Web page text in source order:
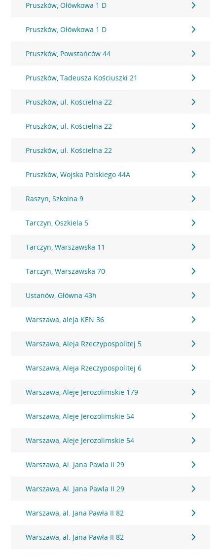
Pruszków, Ołówkowa 1 D
Pruszków, Ołówkowa 1 D
Pruszków, Powstańców 44
Pruszków, Tadeusza Kościuszki 21
Pruszków, ul. Kościelna 22
Pruszków, ul. Kościelna 22
Pruszków, ul. Kościelna 22
Pruszków, Wojska Polskiego 44A
Raszyn, Szkolna 9
Tarczyn, Oszkiela 5
Tarczyn, Warszawska 11
Tarczyn, Warszawska 70
Ustanów, Główna 43h
Warszawa, aleja KEN 36
Warszawa, Aleja Rzeczypospolitej 5
Warszawa, Aleja Rzeczypospolitej 6
Warszawa, Aleje Jerozolimskie 179
Warszawa, Aleje Jerozolimskie 54
Warszawa, Aleje Jerozolimskie 54
Warszawa, Al. Jana Pawla II 29
Warszawa, Al. Jana Pawla II 29
Warszawa, al. Jana Pawła II 82
Warszawa, al. Jana Pawła II 82